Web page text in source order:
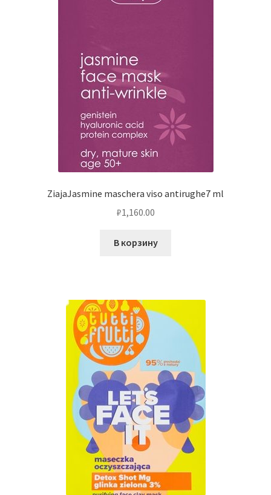
ZiajaJasmine maschera viso antirughe7 ml
₽1,160.00
В корзину